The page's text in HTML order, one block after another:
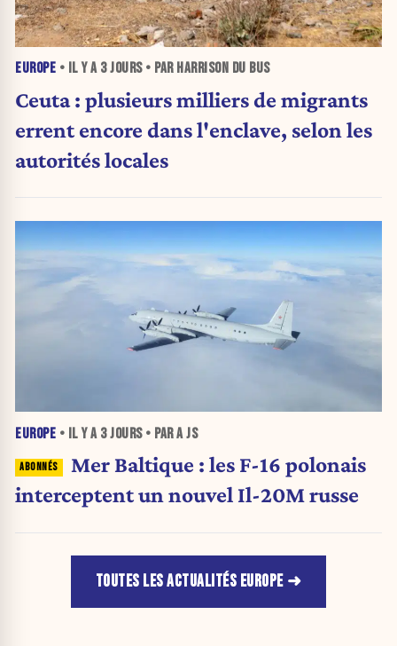
EUROPE • IL Y A 3 JOURS• PAR HARRISON DU BUS
Ceuta : plusieurs milliers de migrants
errent encore dans l'enclave, selon les
autorités locales
EUROPE • IL Y A 3 JOURS• PAR A JS
Mer Baltique : les F-16 polonais
interceptent un nouvel Il-20M russe
TOUTES LES ACTUALITÉS EUROPE